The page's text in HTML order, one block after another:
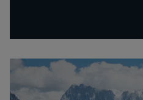
Break 4 jours Pack bon plan